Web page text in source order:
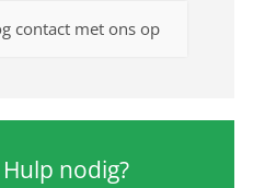
contact met ons op
nodig?